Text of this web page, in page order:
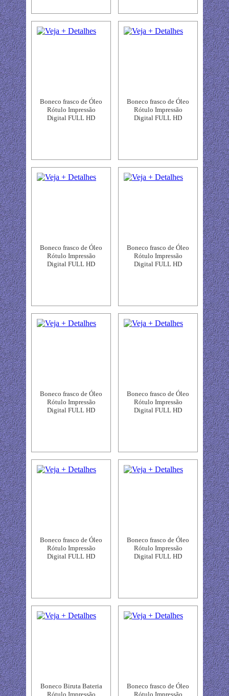
Boneco frasco de Óleo
Rótulo Impressão
Digital FULL HD
Boneco frasco de Óleo
Rótulo Impressão
Digital FULL HD
Boneco frasco de Óleo
Rótulo Impressão
Digital FULL HD
Boneco frasco de Óleo
Rótulo Impressão
Digital FULL HD
Boneco frasco de Óleo
Rótulo Impressão
Digital FULL HD
Boneco frasco de Óleo
Rótulo Impressão
Digital FULL HD
Boneco frasco de Óleo
Rótulo Impressão
Digital FULL HD
Boneco frasco de Óleo
Rótulo Impressão
Digital FULL HD
Boneco Biruta Bateria
Rótulo Impressão
Boneco frasco de Óleo
Rótulo Impressão